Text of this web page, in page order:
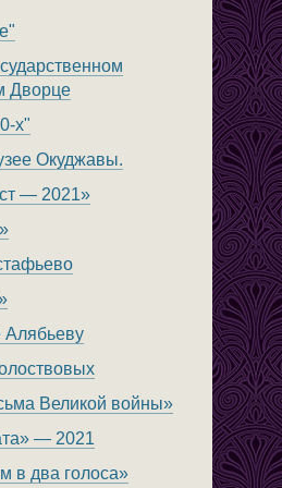
Дворце
х"
Окуджавы.
— 2021»
Великой войны»
— 2021
в два голоса»